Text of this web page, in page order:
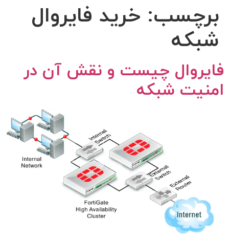
برچسب: خرید فایروال
شبکه
فایروال چیست و نقش آن در
امنیت شبکه